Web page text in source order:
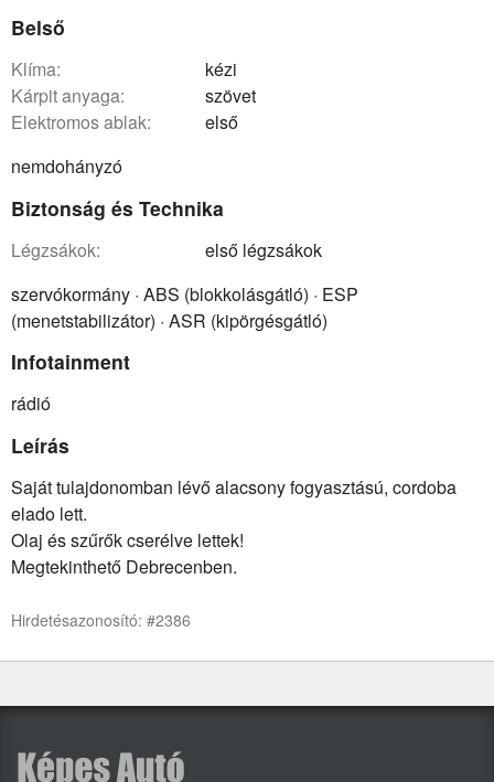
Belső
klíma:
kézi
kárpit anyaga:
szövet
elektromos ablak:
első
nemdohányzó
Biztonság és Technika
légzsákok:
első légzsákok
szervókormány · ABS (blokkolásgátló) · ESP
(menetstabilizátor) · ASR (kipörgésgátló)
Infotainment
rádió
Leírás
Saját tulajdonomban lévő alacsony fogyasztású, cordoba
elado lett.
Olaj és szűrők cserélve lettek!
Megtekinthető Debrecenben.
Hirdetésazonosító: #2386